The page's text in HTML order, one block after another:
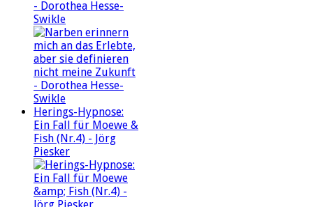
- Dorothea Hesse-
Swikle
Herings-Hypnose:
Ein Fall für Moewe &
Fish (Nr.4) - Jörg
Piesker